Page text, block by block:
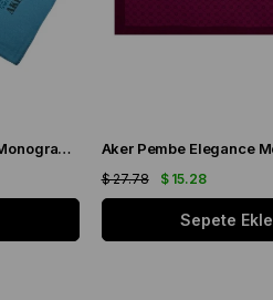
Aker Turkuaz Elegance Monogram Eşarp 1090500 - 923
$ 15.28
$ 27.78
Sepete Ekle